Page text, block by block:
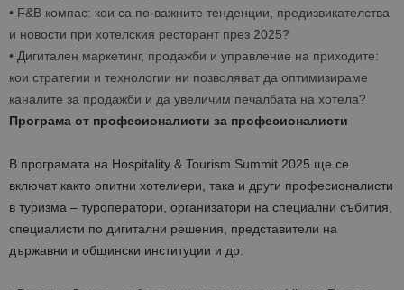
• F&B компас: кои са по-важните тенденции, предизвикателства
и новости при хотелския ресторант през 2025?
• Дигитален маркетинг, продажби и управление на приходите:
кои стратегии и технологии ни позволяват да оптимизираме
каналите за продажби и да увеличим печалбата на хотела?
Програма от професионалисти за професионалисти
В програмата на Hospitality & Tourism Summit 2025 ще се
включат както опитни хотелиери, така и други професионалисти
в туризма – туроператори, организатори на специални събития,
специалисти по дигитални решения, представители на
държавни и общински институции и др: